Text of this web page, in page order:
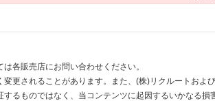
各販売店にお問い合わせください。
更されることがあります。また、(株)リクルートおよ
るものではなく、当コンテンツに起因するいかなる損